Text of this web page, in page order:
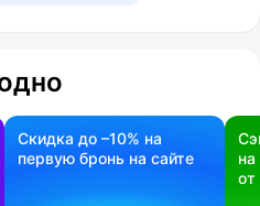
Скидка до –10% на
первую бронь на сайте
на